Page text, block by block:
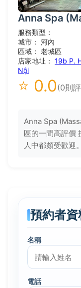
Anna Spa
服務類型：
城市： 河內
區域： 老城區
店家地址： 19b P.
Nội
⭐ 0.0(0則
Anna Spa
區的一間高評價
人中都頗受歡迎。
預約者資
名稱
電話